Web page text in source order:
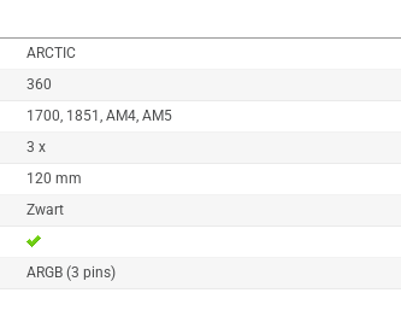
ARCTIC
360
1700, 1851, AM4, AM5
3 x
120 mm
Zwart
ARGB (3 pins)